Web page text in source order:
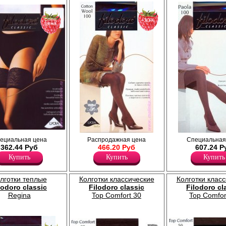
с широкой
см) на силиконе;
прозрачный мысок.
спец
цена
цена
362.44 Руб
Купить
Равномерные, матовые, плотные колготки
с хлопком и шерстью, эффект 3D; плоские
швы, невидимый мысок, ластовица.
Плотность 100ден
Лайкра 3%
Полиамид 31%
Хлопок 44%
Шерсть 22%
−30%
Распродажная цена
466.20 Руб
Купить
Равномерные, плотные колготки
микрофиброй, эффект 3D;
невидимый мысок, большие
задней вставкой.
Плотность 100ден
Полиамид 93%
Эластан 7%
607.24
Купить
теплые
classic
Regina
Колготки классические
Filodoro classic
Top Comfort 30
Колготки
Filodoro
Top